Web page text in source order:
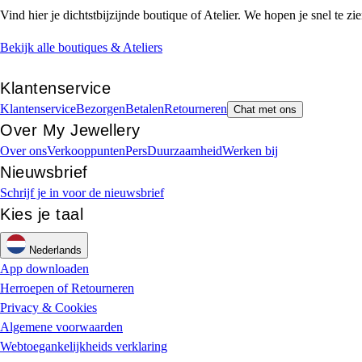
Vind hier je dichtstbijzijnde boutique of Atelier. We hopen je snel te
Bekijk alle boutiques & Ateliers
Klantenservice
KlantenserviceBezorgenBetalenRetourneren Chat met ons
Over My Jewellery
Over onsVerkooppuntenPersDuurzaamheidWerken bij
Nieuwsbrief
Schrijf je in voor de nieuwsbrief
Kies je taal
Nederlands
App downloaden
Herroepen of Retourneren
Privacy & Cookies
Algemene voorwaarden
Webtoegankelijkheids verklaring